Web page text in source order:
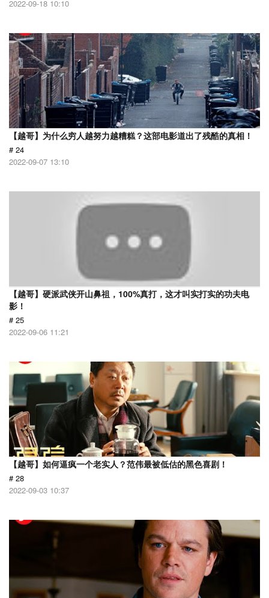
2022-09-18 10:10
【越哥】为什么穷人越努力越糟糕？这部电影道出了残酷的真相！
# 24
2022-09-07 13:10
【越哥】硬派武侠开山鼻祖，100%真打，这才叫实打实的功夫电
影！
# 25
2022-09-06 11:21
【越哥】如何逼疯一个老实人？范伟最被低估的黑色喜剧！
# 28
2022-09-03 10:37